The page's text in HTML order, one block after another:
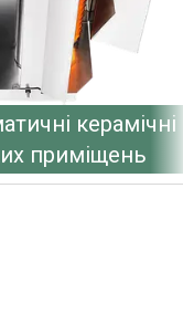
керамічні
приміщень